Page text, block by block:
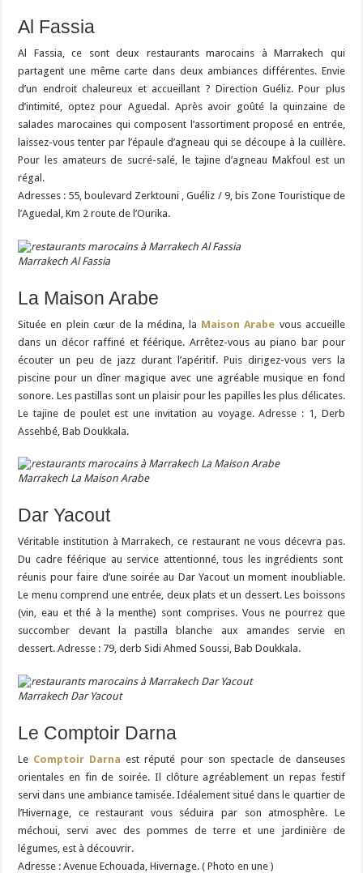
Al Fassia
Al Fassia, ce sont deux restaurants marocains à Marrakech qui
partagent une même carte dans deux ambiances différentes. Envie
d’un endroit chaleureux et accueillant ? Direction Guéliz. Pour plus
d’intimité, optez pour Aguedal. Après avoir goûté la quinzaine de
salades marocaines qui composent l’assortiment proposé en entrée,
laissez-vous tenter par l’épaule d’agneau qui se découpe à la cuillère.
Pour les amateurs de sucré-salé, le tajine d’agneau Makfoul est un
régal.
Adresses : 55, boulevard Zerktouni , Guéliz / 9, bis Zone Touristique de
l’Aguedal, Km 2 route de l’Ourika.
Marrakech Al Fassia
La Maison Arabe
Située en plein cœur de la médina, la Maison Arabe vous accueille
dans un décor raffiné et féérique. Arrêtez-vous au piano bar pour
écouter un peu de jazz durant l’apéritif. Puis dirigez-vous vers la
piscine pour un dîner magique avec une agréable musique en fond
sonore. Les pastillas sont un plaisir pour les papilles les plus délicates.
Le tajine de poulet est une invitation au voyage. Adresse : 1, Derb
Assehbé, Bab Doukkala.
Marrakech La Maison Arabe
Dar Yacout
Véritable institution à Marrakech, ce restaurant ne vous décevra pas.
Du cadre féérique au service attentionné, tous les ingrédients sont
réunis pour faire d’une soirée au Dar Yacout un moment inoubliable.
Le menu comprend une entrée, deux plats et un dessert. Les boissons
(vin, eau et thé à la menthe) sont comprises. Vous ne pourrez que
succomber devant la pastilla blanche aux amandes servie en
dessert. Adresse : 79, derb Sidi Ahmed Soussi, Bab Doukkala.
Marrakech Dar Yacout
Le Comptoir Darna
Le Comptoir Darnaest réputé pour son spectacle de danseuses
orientales en fin de soirée. Il clôture agréablement un repas festif
servi dans une ambiance tamisée. Idéalement situé dans le quartier de
l’Hivernage, ce restaurant vous séduira par son atmosphère. Le
méchoui, servi avec des pommes de terre et une jardinière de
légumes, est à découvrir.
Adresse : Avenue Echouada, Hivernage. ( Photo en une )